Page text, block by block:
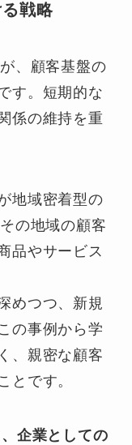
戦略
、顧客基盤の
す。短期的な
係の維持を重
地域密着型の
の地域の顧客
品やサービス
めつつ、新規
の事例から学
、親密な顧客
とです。
企業としての